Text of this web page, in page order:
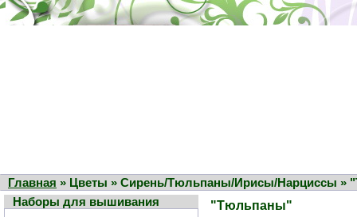
Главная » Цветы » Сирень/Тюльпаны/Ирисы/Нарциссы »
Наборы для вышивания
"Тюльпаны"